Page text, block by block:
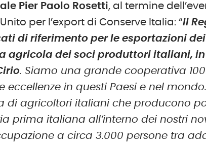
Pier Paolo Rosetti, al termine
per l’export di Conserve Italia: “Il
di riferimento per le esportazioni
agricola dei soci produttori italiani,
. Siamo una grande cooperativa
eccellenze in questi Paesi e nel
di agricoltori italiani che producono
prima italiana all’interno dei nostri
a circa 3.000 persone tra